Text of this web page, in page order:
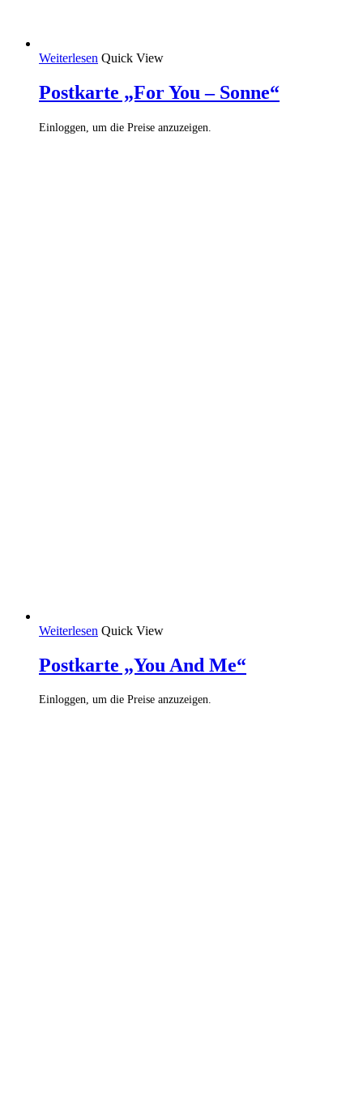
Weiterlesen Quick View
Postkarte „For You – Sonne“
Einloggen, um die Preise anzuzeigen.
Weiterlesen Quick View
Postkarte „You And Me“
Einloggen, um die Preise anzuzeigen.